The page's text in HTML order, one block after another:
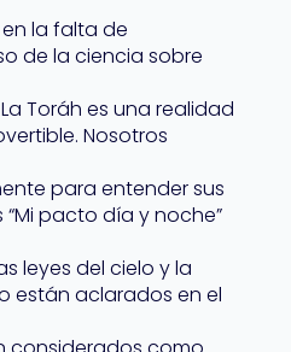
la falta de
de la ciencia sobre
Toráh es una realidad
Nosotros
para entender sus
“Mi pacto día y noche”
leyes del cielo y la
están aclarados en el